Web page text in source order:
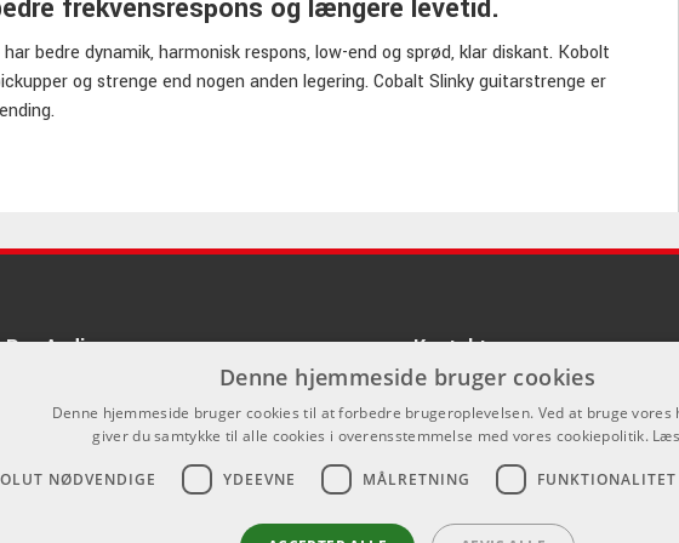
frekvensrespons og længere levetid.
bedre dynamik, harmonisk respons, low-end og sprød, klar diskant. Kobolt
og strenge end nogen anden legering. Cobalt Slinky guitarstrenge er
er der et Cobalt Slinky sæt til dig og din spillestil. Fra Regular, Extra og
din favorit og nyd færre strengeskift og generel længere levetid på alle
Pro Audio Kontakt
Som privatperson kan du ikke købe på
hjemmeside, alt salg foregår gennem
info@emnordic.dk
Denne hjemmeside bruger cookies
Denne hjemmeside bruger cookies til at forbedre brugeroplevelsen. Ved at bruge vores
giver du samtykke til alle cookies i overensstemmelse med vores cookiepolitik.
NØDVENDIGE YDEEVNE MÅLRETNING FUNKTIONALITET